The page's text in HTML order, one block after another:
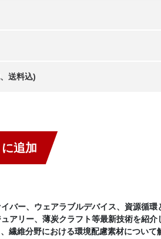
送料込)
追加
バー、ウェアラブルデバイス、資源循環
アリー、薄炭クラフト等最新技術を紹介
繊維分野における環境配慮素材について